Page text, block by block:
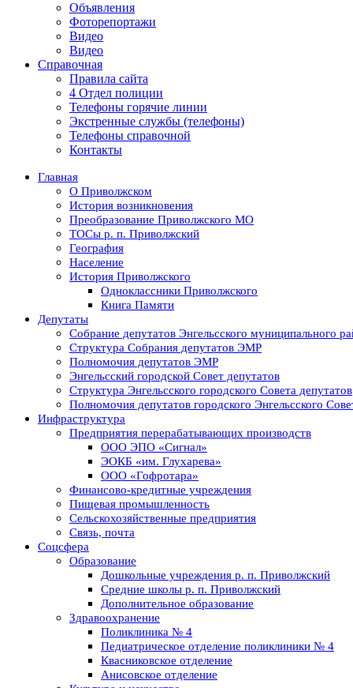
Объявления
Фоторепортажи
Видео
Видео
Справочная
Правила сайта
4 Отдел полиции
Телефоны горячие линии
Экстренные службы (телефоны)
Телефоны справочной
Контакты
Главная
О Приволжском
История возникновения
Преобразование Приволжского МО
ТОСы р. п. Приволжский
География
Население
История Приволжского
Одноклассники Приволжского
Книга Памяти
Депутаты
Собрание депутатов Энгельсского муниципального
Структура Собрания депутатов ЭМР
Полномочия депутатов ЭМР
Энгельсский городской Совет депутатов
Структура Энгельсского городского Совета депутатов
Полномочия депутатов городского Энгельсского
Инфраструктура
Предприятия перерабатывающих производств
ООО ЭПО «Сигнал»
ЭОКБ «им. Глухарева»
ООО «Гофротара»
Финансово-кредитные учреждения
Пищевая промышленность
Сельскохозяйственные предприятия
Связь, почта
Соцсфера
Образование
Дошкольные учреждения р. п. Приволжский
Средние школы р. п. Приволжский
Дополнительное образование
Здравоохранение
Поликлиника № 4
Педиатрическое отделение поликлиники № 4
Квасниковское отделение
Анисовское отделение